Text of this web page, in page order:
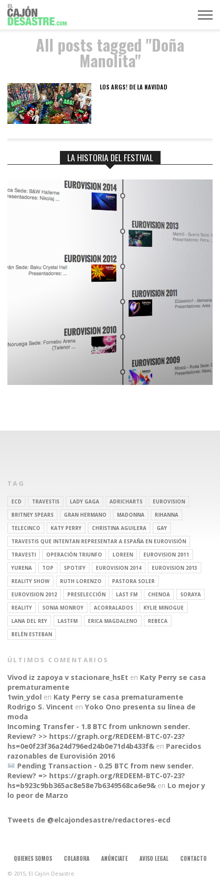
CONNECT
MÚSICA
TELEVISIÓN
POLÍTICA
ACTUALIDAD
EUROVISIÓN
All posts tagged "Doña
Manolita"
LOS ARGS! DE LA NAVIDAD
LA HISTORIA DEL FESTIVAL
TAG
ECD TRAVESTIS LADY GAGA ADRICHARTS
EUROVISION
BRITNEY SPEARS
GRAN HERMANO MADONNA
RIHANNA
TELECINCO
KATY PERRY CHRISTINA AGUILERA
GAY
TRAVESTIS QUE INTENTAN REPRESENTAR A ESPAÑA EN EUROVISIÓN
TRAVESTI
OPERACIÓN TRIUNFO LOREEN
EUROVISION 2011
YURENA
TOP SPOTIFY EUROVISION 2014
EUROVISION 2013
REALITY SHOW
RUTH LORENZO
PASTORA SOLER
EUROVISION 2012
PRESELECCIÓN LAST FM CHENOA
SORAYA
REALITY
SONIA MONROY ACORRALADOS
KYLIE MINOGUE
LANA DEL REY
LASTFM ERICA MAGDALENO
REBECA
BELÉN ESTEBAN
ÚLTIMOS COMENTARIOS
Vivod iz zapoya v stacionare_hsEt en Katy Perry se casa
prematuramente
1win_ydol en Katy Perry se casa prematuramente
Rodrigo S. Vincent en Yoko Ono presenta su línea de
moda
Incoming Transfer - 1.8 BTC from unknown sender.
Review? >> https://graph.org/REDEEM-BTC-07-23?
hs=0e0f23f36a24d796ed24b0e71d4b433f& en Parecidos
razonables de Eurovisión 2016
Pending Transaction - 0.25 BTC from new sender.
Review? => https://graph.org/REDEEM-BTC-07-23?
hs=b923c9bb365ac8e58e7b6349568ca6e9& en Lo mejor y
lo peor de Marzo
Tweets de @elcajondesastre/redactores-ecd
QUIENES SOMOS COLABORA ANÚNCIATE AVISO LEGAL CONTACTO
© 2015, El Cajón Desastre.